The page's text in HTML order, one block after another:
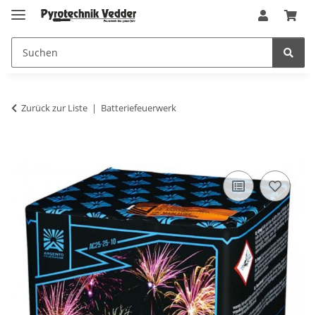
Zurück zur Liste Batteriefeuerwerk